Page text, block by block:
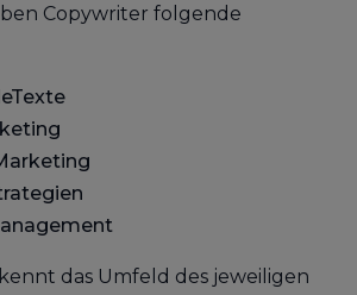
Copywriter folgende
das Umfeld des jeweiligen